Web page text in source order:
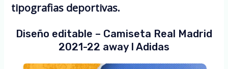
tipografias deportivas.
Diseño editable – Camiseta Real Madrid
2021-22 away I Adidas